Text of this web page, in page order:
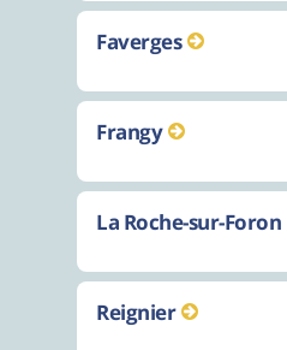
Faverges
Frangy
La Roche-sur-Foron
Reignier